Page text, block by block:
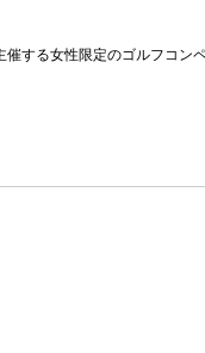
する女性限定のゴルフコン